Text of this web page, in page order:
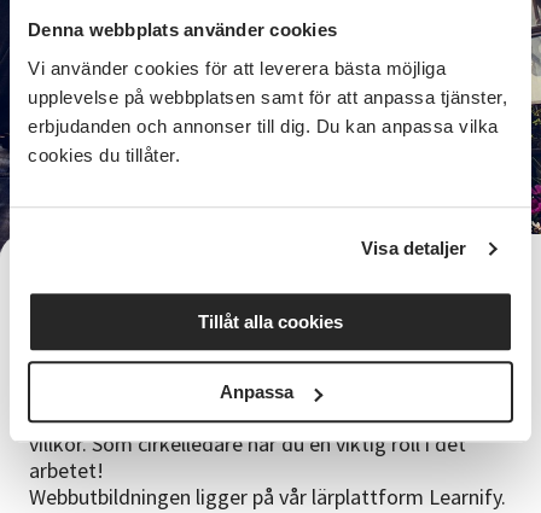
Denna webbplats använder cookies
Vi använder cookies för att leverera bästa möjliga
upplevelse på webbplatsen samt för att anpassa tjänster,
erbjudanden och annonser till dig. Du kan anpassa vilka
cookies du tillåter.
Visa detaljer
Tillåt alla cookies
Anpassa
Jämställd folkbildning
Studieförbundet Vuxenskolan agerar för att skapa
ett samhälle där varje människa får vara med och
växa genom kunskap. Hos oss ska alla känna sig
trygga, få ett bra bemötande och kunna delta på lika
villkor. Som cirkelledare har du en viktig roll i det
arbetet!
Webbutbildningen ligger på vår lärplattform Learnify.